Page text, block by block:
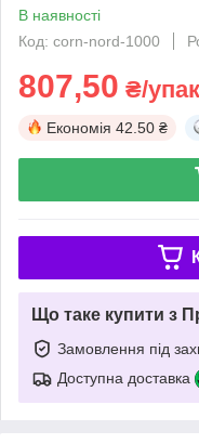
В наявності
Код: corn-nord-1000
807,50 ₴/
Економія 42.50 ₴
Що таке купити з
Замовлення під
Доступна доставка